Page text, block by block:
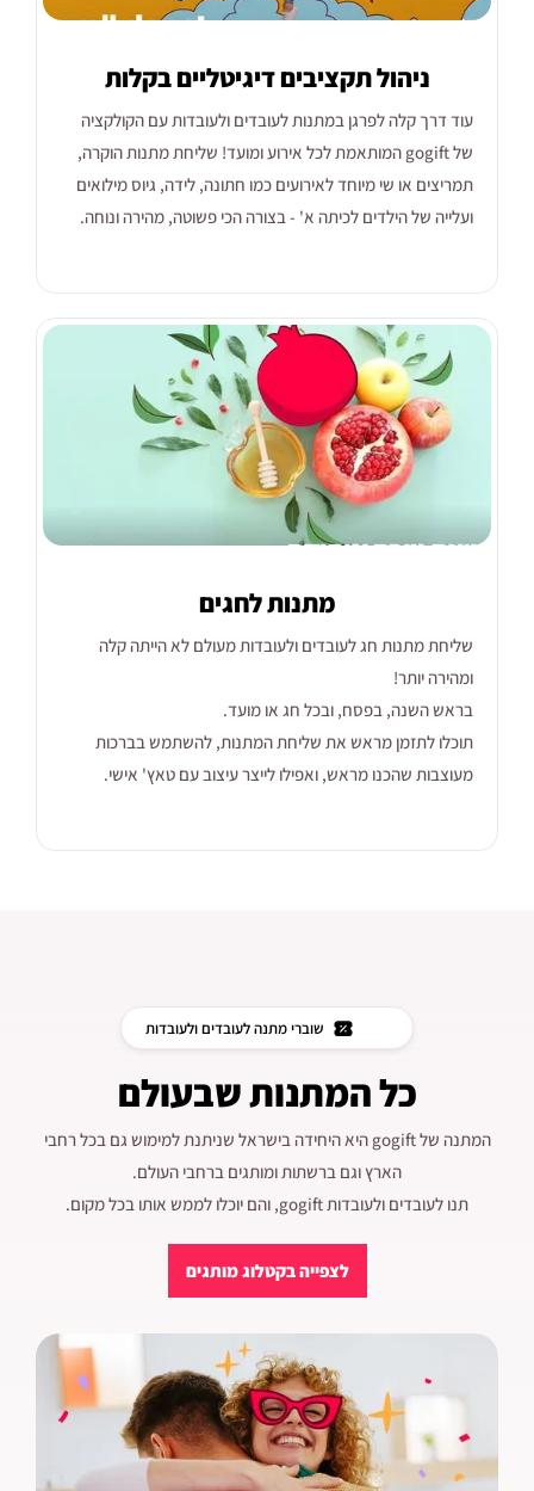
ניהול תקציבים דיגיטליים בקלות
עוד דרך קלה לפרגן במתנות לעובדים ולעובדות עם הקולקציה
של gogift המותאמת לכל אירוע ומועד! שליחת מתנות הוקרה,
תמריצים או שי מיוחד לאירועים כמו חתונה, לידה, גיוס מילואים
ועלייה של הילדים לכיתה א' - בצורה הכי פשוטה, מהירה ונוחה.
מתנות לחגים
שליחת מתנות חג לעובדים ולעובדות מעולם לא הייתה קלה
ומהירה יותר!
בראש השנה, בפסח, ובכל חג או מועד.
תוכלו לתזמן מראש את שליחת המתנות, להשתמש בברכות
מעוצבות שהכנו מראש, ואפילו לייצר עיצוב עם טאץ' אישי.
שוברי מתנה לעובדים ולעובדות
כל המתנות שבעולם
המתנה של gogift היא היחידה בישראל שניתנת למימוש גם בכל רחבי
הארץ וגם ברשתות ומותגים ברחבי העולם.
תנו לעובדים ולעובדות gogift, והם יוכלו לממש אותו בכל מקום.
לצפייה בקטלוג מותגים